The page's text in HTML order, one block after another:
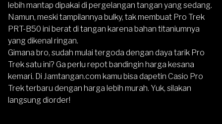
lebih mantap dipakai di pergelangan tangan yang sedang.
Namun, meski tampilannya bulky, tak membuat Pro Trek
PRT-B50 ini berat di tangan karena bahan titaniumnya
yang dikenal ringan.
Gimana bro, sudah mulai tergoda dengan daya tarik Pro
Trek satu ini? Ga perlu repot bandingin harga kesana
kemari. Di Jamtangan.com kamu bisa dapetin Casio Pro
Trek terbaru dengan harga lebih murah. Yuk, silakan
langsung diorder!